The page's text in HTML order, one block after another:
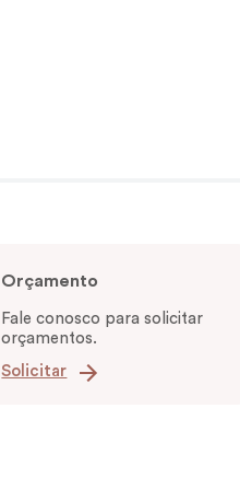
Orçamento
Fale conosco para solicitar
orçamentos.
Solicitar